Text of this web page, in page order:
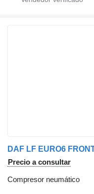
Precio a consultar
Compresor neumático